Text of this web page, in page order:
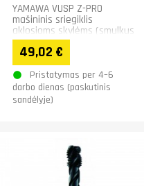
YAMAWA VUSP Z-PRO
mašininis sriegiklis
aklosioms skylėms (smulkus
sriegis) iš HSS-P miltelinio
plieno su TiCN...
49,02 €
Pristatymas per 4–6
darbo dienas (paskutinis
sandėlyje)